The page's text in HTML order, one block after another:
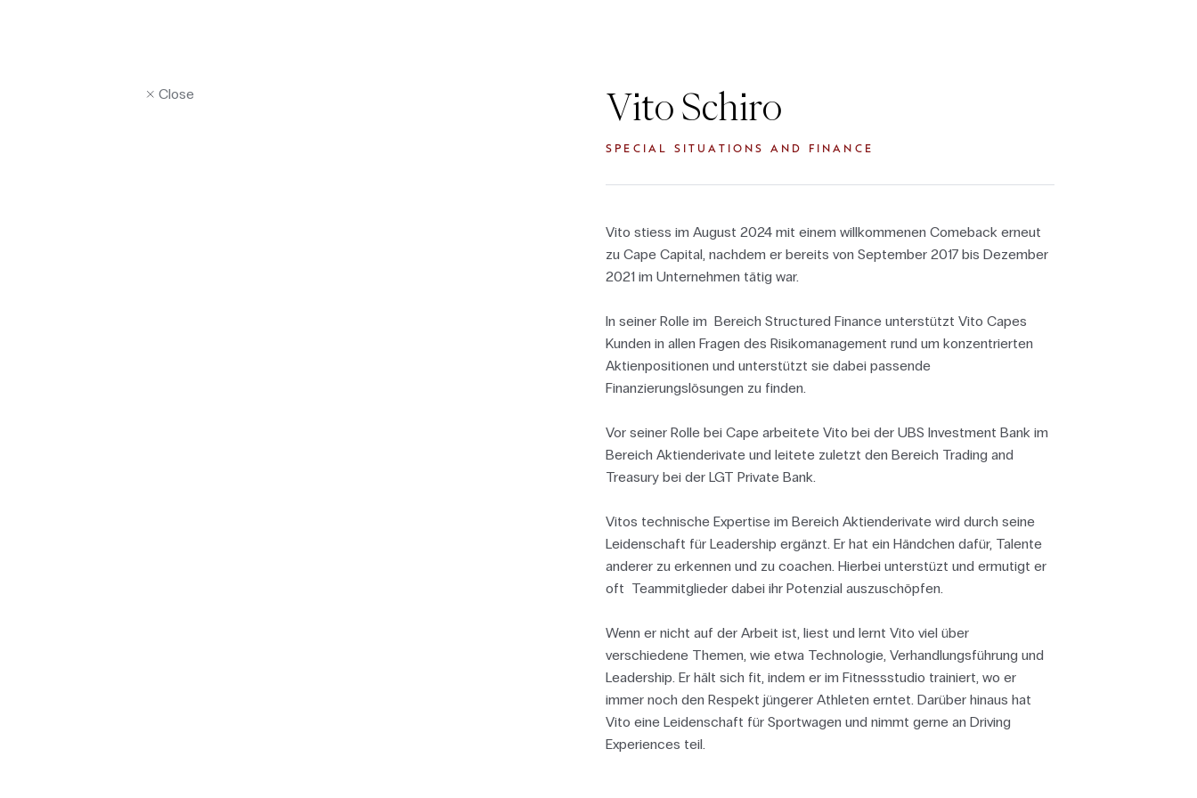
Close Vito Schiro
SPECIAL SITUATIONS AND FINANCE
Vito stiess im August 2024 mit einem willkommenen Comeback erneut
zu Cape Capital, nachdem er bereits von September 2017 bis Dezember
2021 im Unternehmen tätig war.
In seiner Rolle im Bereich Structured Finance unterstützt Vito Capes
Kunden in allen Fragen des Risikomanagement rund um konzentrierten
Aktienpositionen und unterstützt sie dabei passende
Finanzierungslösungen zu finden.
Vor seiner Rolle bei Cape arbeitete Vito bei der UBS Investment Bank im
Bereich Aktienderivate und leitete zuletzt den Bereich Trading and
Treasury bei der LGT Private Bank.
Vitos technische Expertise im Bereich Aktienderivate wird durch seine
Leidenschaft für Leadership ergänzt. Er hat ein Händchen dafür, Talente
anderer zu erkennen und zu coachen. Hierbei unterstüzt und ermutigt er
oft Teammitglieder dabei ihr Potenzial auszuschöpfen.
Wenn er nicht auf der Arbeit ist, liest und lernt Vito viel über
verschiedene Themen, wie etwa Technologie, Verhandlungsführung und
Leadership. Er hält sich fit, indem er im Fitnessstudio trainiert, wo er
immer noch den Respekt jüngerer Athleten erntet. Darüber hinaus hat
Vito eine Leidenschaft für Sportwagen und nimmt gerne an Driving
Experiences teil.